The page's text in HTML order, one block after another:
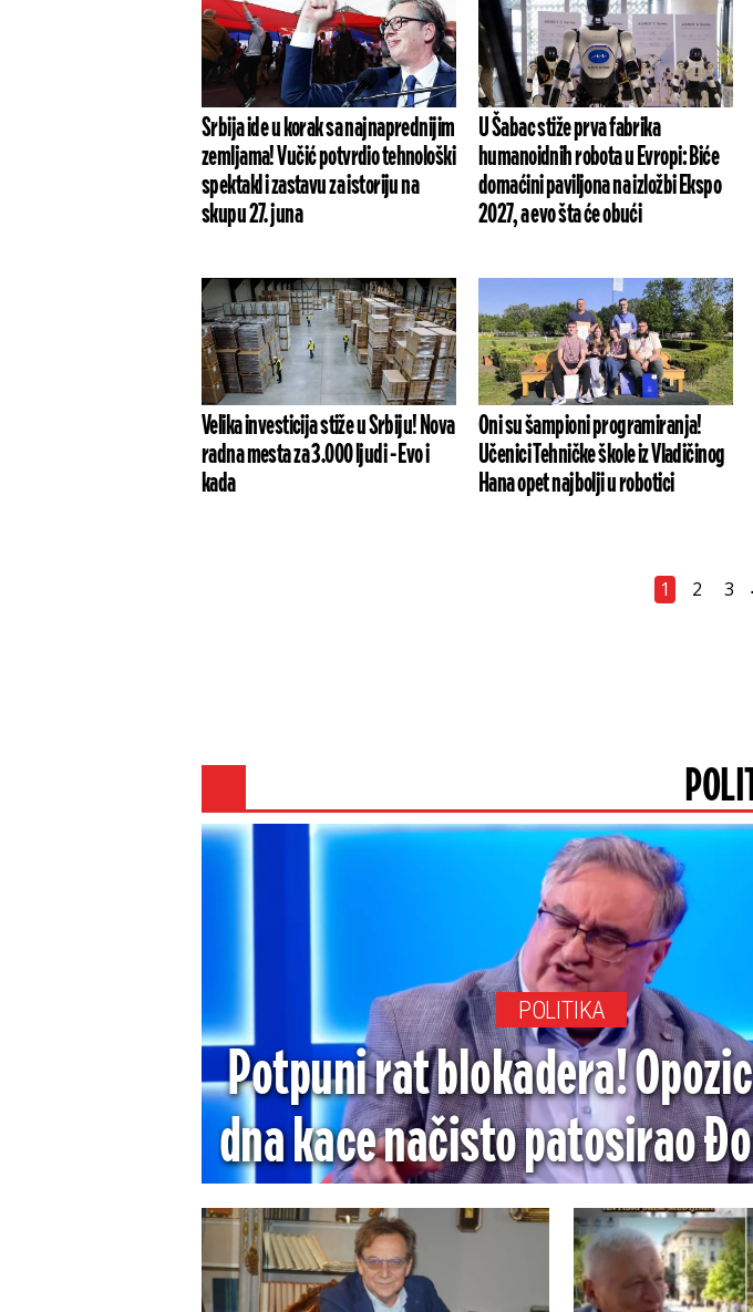
Srbija ide u korak sa najnaprednijim
zemljama! Vučić potvrdio tehnološki
spektakl i zastavu za istoriju na
skupu 27. juna
U Šabac stiže prva fabrika
humanoidnih robota u Evropi: Biće
domaćini paviljona na izložbi Ekspo
2027, a evo šta će obući
Velika investicija stiže u Srbiju! Nova
radna mesta za 3.000 ljudi - Evo i
kada
Oni su šampioni programiranja!
Učenici Tehničke škole iz Vladičinog
Hana opet najbolji u robotici
1 2 3
POLITIKA
Potpuni rat blokadera!
dna kace načisto patosirao
zbog lažnog istraživanja,
za vlast